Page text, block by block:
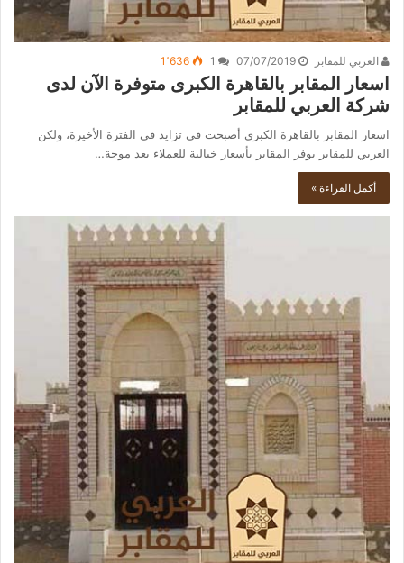
العربي للمقابر 07/07/2019 1٬636
اسعار المقابر بالقاهرة الكبرى متوفرة الآن لدى
شركة العربي للمقابر
اسعار المقابر بالقاهرة الكبرى أصبحت في تزايد في الفترة الأخيرة، ولكن
العربي للمقابر يوفر المقابر بأسعار خيالية للعملاء بعد موجة…
أكمل القراءة »